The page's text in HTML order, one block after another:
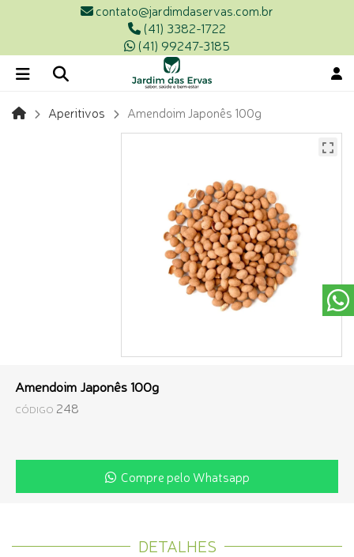
contato@jardimdaservas.com.br
(41) 3382-1722
(41) 99247-3185
Aperitivos Amendoim Japonês 100g
Amendoim Japonês 100g
CÓDIGO 248
Compre pelo Whatsapp
DETALHES